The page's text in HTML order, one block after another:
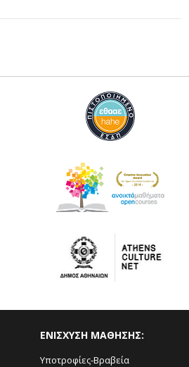
ΕΝΙΣΧΥΣΗ ΜΑΘΗΣΗΣ:
Υποτροφίες-Βραβεία